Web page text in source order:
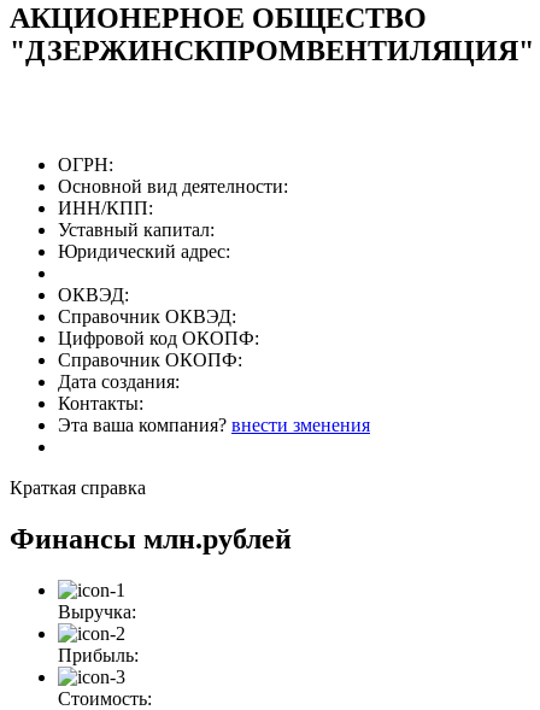
АКЦИОНЕРНОЕ ОБЩЕСТВО
"ДЗЕРЖИНСКПРОМВЕНТИЛЯЦИЯ"
ОГРН:
Основной вид деятелности:
ИНН/КПП:
Уставный капитал:
Юридический адрес:
ОКВЭД:
Справочник ОКВЭД:
Цифровой код ОКОПФ:
Справочник ОКОПФ:
Дата создания:
Контакты:
Эта ваша компания? внести зменения
Краткая справка
Финансы млн.рублей
Выручка:
Прибыль:
Стоимость: